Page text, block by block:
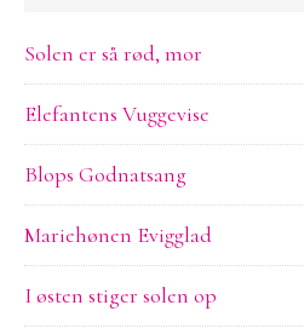
Solen er så rød, mor
Elefantens Vuggevise
Blops Godnatsang
Mariehønen Evigglad
I østen stiger solen op